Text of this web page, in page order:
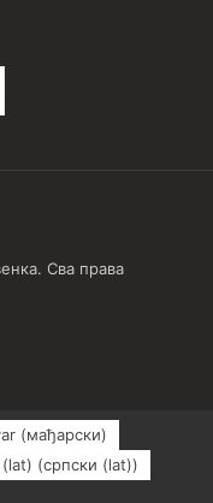
Сва права
(мађарски)
(српски (lat))